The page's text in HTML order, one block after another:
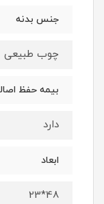
جنس بدنه
چوب طبیعی
بیمه حفظ
دارد
ابعاد
48*23